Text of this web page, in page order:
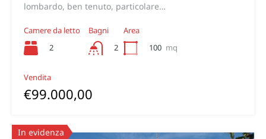
lombardo, ben tenuto, particolare…
Camere da letto
2
Bagni
2
Area
100 mq
Vendita
€99.000,00
In evidenza